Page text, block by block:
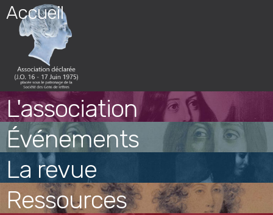
Skip
content
Accueil
L'association
Événements
La revue
Ressources